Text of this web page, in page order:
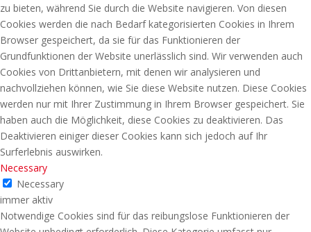
zu bieten, während Sie durch die Website navigieren. Von diesen
Cookies werden die nach Bedarf kategorisierten Cookies in Ihrem
Browser gespeichert, da sie für das Funktionieren der
Grundfunktionen der Website unerlässlich sind. Wir verwenden auch
Cookies von Drittanbietern, mit denen wir analysieren und
nachvollziehen können, wie Sie diese Website nutzen. Diese Cookies
werden nur mit Ihrer Zustimmung in Ihrem Browser gespeichert. Sie
haben auch die Möglichkeit, diese Cookies zu deaktivieren. Das
Deaktivieren einiger dieser Cookies kann sich jedoch auf Ihr
Surferlebnis auswirken.
Necessary
Necessary
immer aktiv
Notwendige Cookies sind für das reibungslose Funktionieren der